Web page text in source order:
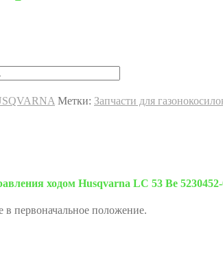
Метки: Запчасти для
ходом Husqvarna LC 53 Be
в первоначальное положение.